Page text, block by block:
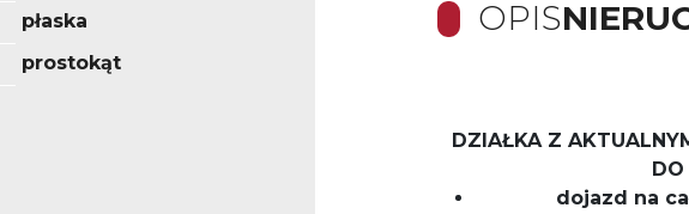
płaska
prostokąt
OPIS
DZIAŁKA Z
dojazd na